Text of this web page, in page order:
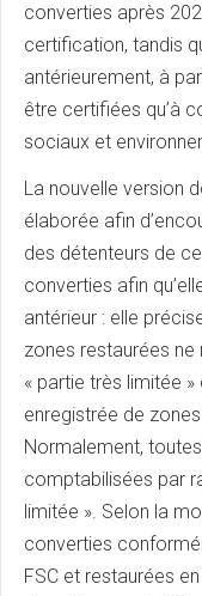
converties après
certification, tandis
antérieurement, à
être certifiées qu’à
sociaux et
La nouvelle version
élaborée afin
des détenteurs de
converties afin
antérieur : elle
zones restaurées ne
« partie très limitée
enregistrée de
Normalement,
comptabilisées par
limitée ». Selon la
converties
FSC et restaurées